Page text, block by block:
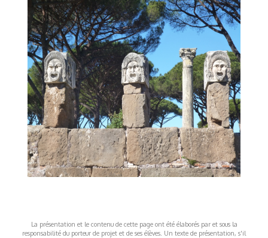
La présentation et le contenu de cette page ont été élaborés par et sous la
responsabilité du porteur de projet et de ses élèves. Un texte de présentation, s'il